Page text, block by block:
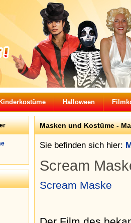
Halloween
Masken und Kostüme -
Sie befinden sich hier:
Scream
Scream Maske